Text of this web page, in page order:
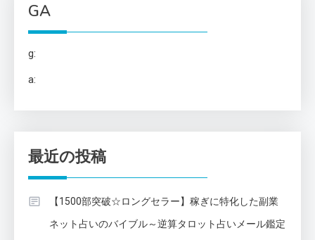
GA
g:
a:
最近の投稿
【1500部突破☆ロングセラー】稼ぎに特化した副業
ネット占いのバイブル～逆算タロット占いメール鑑定